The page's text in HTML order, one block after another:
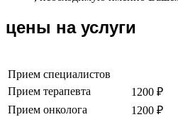
цены на услуги
Прием специалистов
Прием терапевта
1200 ₽
Прием онколога
1200 ₽